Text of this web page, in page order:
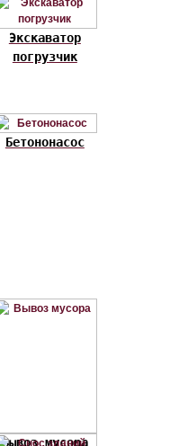
Экскаватор
погрузчик
Бетононасос
Вывоз мусора